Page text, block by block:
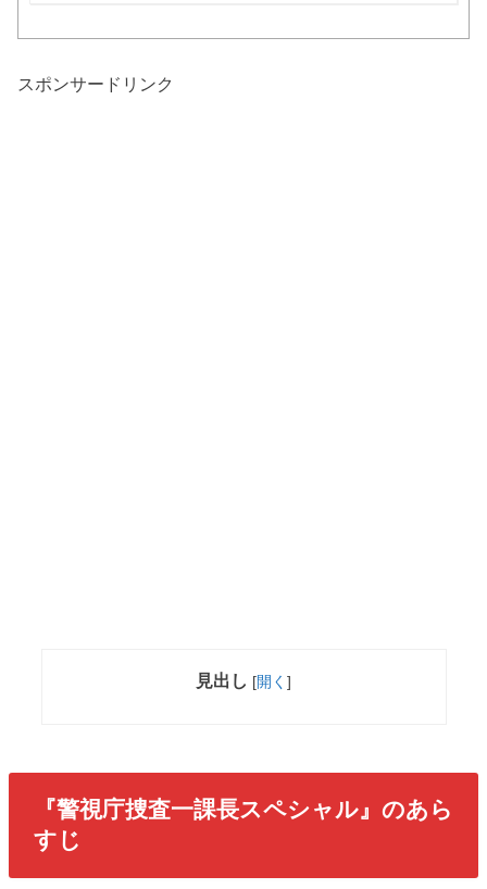
スポンサードリンク
見出し [開く ]
『警視庁捜査一課長スペシャル』のあら
すじ